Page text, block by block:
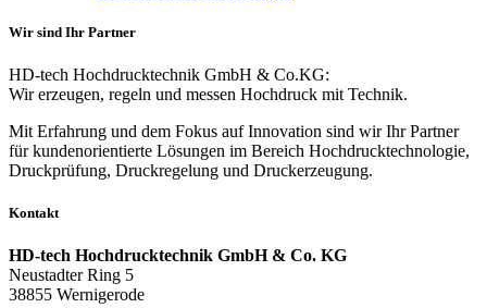
Wir sind Ihr Partner
HD-tech Hochdrucktechnik GmbH & Co.KG:
Wir erzeugen, regeln und messen Hochdruck mit Technik.
Mit Erfahrung und dem Fokus auf Innovation sind wir Ihr Partner
für kundenorientierte Lösungen im Bereich Hochdrucktechnologie,
Druckprüfung, Druckregelung und Druckerzeugung.
Kontakt
HD-tech Hochdrucktechnik GmbH & Co. KG
Neustadter Ring 5
38855 Wernigerode